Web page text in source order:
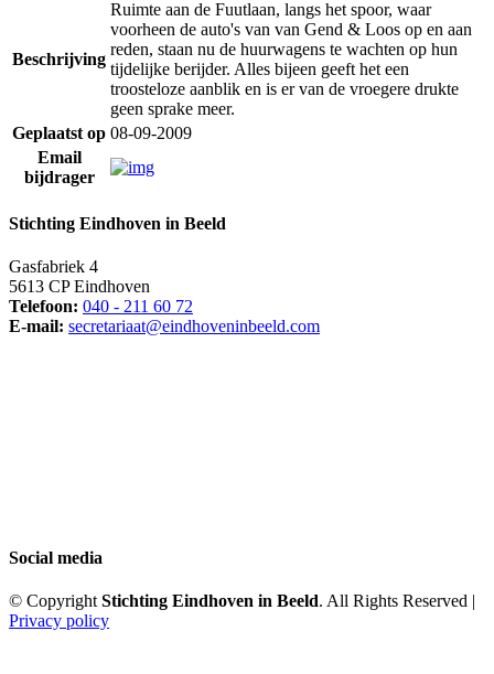
Beschrijving
Ruimte aan de Fuutlaan, langs het spoor, waar
voorheen de auto's van van Gend & Loos op en aan
reden, staan nu de huurwagens te wachten op hun
tijdelijke berijder. Alles bijeen geeft het een
troosteloze aanblik en is er van de vroegere drukte
geen sprake meer.
Geplaatst op 08-09-2009
Email
bijdrager
Stichting Eindhoven in Beeld
Gasfabriek 4
5613 CP Eindhoven
Telefoon: 040 - 211 60 72
E-mail: secretariaat@eindhoveninbeeld.com
Social media
© Copyright Stichting Eindhoven in Beeld. All Rights Reserved |
Privacy policy